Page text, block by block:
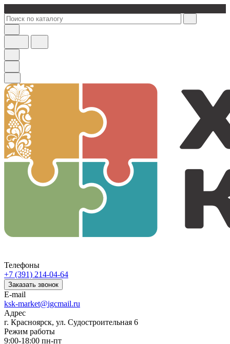
Телефоны
+7 (391) 214-04-64
Заказать звонок
E-mail
ksk-market@igcmail.ru
Адрес
г. Красноярск, ул. Судостроительная 6
Режим работы
9:00-18:00 пн-пт